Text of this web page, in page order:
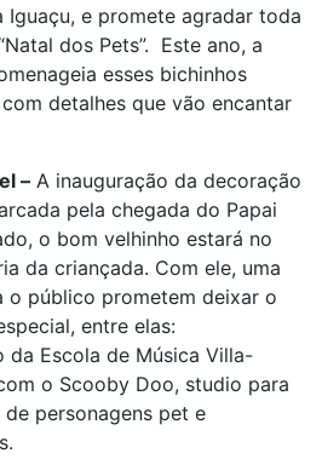
Iguaçu, e promete agradar toda
dos Pets”. Este ano, a
esses bichinhos
detalhes que vão encantar
– A inauguração da decoração
pela chegada do Papai
o bom velhinho estará no
da criançada. Com ele, uma
o público prometem deixar o
entre elas:
da Escola de Música Villa-
o Scooby Doo, studio para
personagens pet e